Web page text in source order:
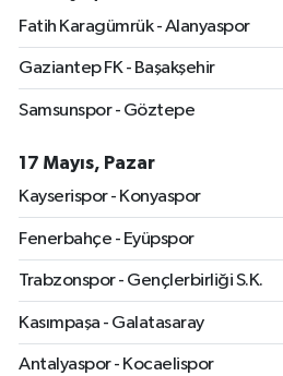
Fatih Karagümrük - Alanyaspor
Gaziantep FK - Başakşehir
Samsunspor - Göztepe
17 Mayıs, Pazar
Kayserispor - Konyaspor
Fenerbahçe - Eyüpspor
Trabzonspor - Gençlerbirliği S.K.
Kasımpaşa - Galatasaray
Antalyaspor - Kocaelispor